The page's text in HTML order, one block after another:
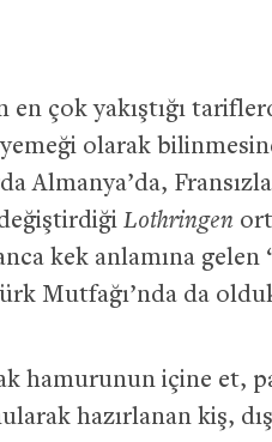
en çok yakıştığı
olarak
Almanya’da,
Lothringen
kek anlamına
Mutfağı’nda da
hamurunun içine et,
hazırlanan kiş,